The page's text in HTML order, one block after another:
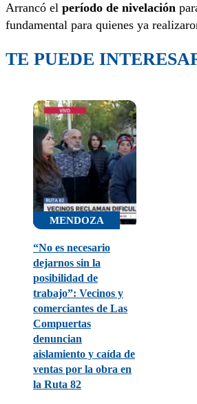
Arrancó el período de nivelación
fundamental para quienes ya
TE PUEDE
MENDOZA
“No es necesario
dejarnos sin la
posibilidad de
trabajo”: Vecinos y
comerciantes de Las
Compuertas
denuncian
aislamiento y caída de
ventas por la obra en
la Ruta 82